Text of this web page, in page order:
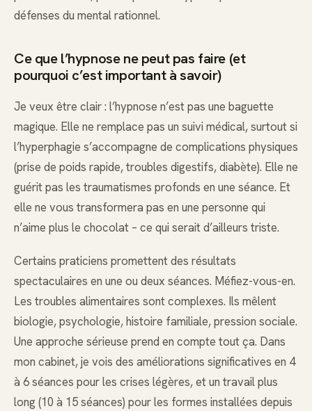
défenses du mental rationnel.
Ce que l’hypnose ne peut pas faire (et
pourquoi c’est important à savoir)
Je veux être clair : l’hypnose n’est pas une baguette
magique. Elle ne remplace pas un suivi médical, surtout si
l’hyperphagie s’accompagne de complications physiques
(prise de poids rapide, troubles digestifs, diabète). Elle ne
guérit pas les traumatismes profonds en une séance. Et
elle ne vous transformera pas en une personne qui
n’aime plus le chocolat – ce qui serait d’ailleurs triste.
Certains praticiens promettent des résultats
spectaculaires en une ou deux séances. Méfiez-vous-en.
Les troubles alimentaires sont complexes. Ils mêlent
biologie, psychologie, histoire familiale, pression sociale.
Une approche sérieuse prend en compte tout ça. Dans
mon cabinet, je vois des améliorations significatives en 4
à 6 séances pour les crises légères, et un travail plus
long (10 à 15 séances) pour les formes installées depuis